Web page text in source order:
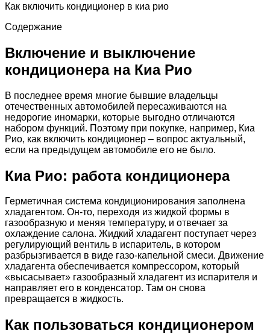
Как включить кондиционер в киа рио
Содержание
Включение и выключение
кондиционера на Киа Рио
В последнее время многие бывшие владельцы
отечественных автомобилей пересаживаются на
недорогие иномарки, которые выгодно отличаются
набором функций. Поэтому при покупке, например, Киа
Рио, как включить кондиционер – вопрос актуальный,
если на предыдущем автомобиле его не было.
Киа Рио: работа кондиционера
Герметичная система кондиционирования заполнена
хладагентом. Он-то, переходя из жидкой формы в
газообразную и меняя температуру, и отвечает за
охлаждение салона. Жидкий хладагент поступает через
регулирующий вентиль в испаритель, в котором
разбрызгивается в виде газо-капельной смеси. Движение
хладагента обеспечивается компрессором, который
«высасывает» газообразный хладагент из испарителя и
направляет его в конденсатор. Там он снова
превращается в жидкость.
Как пользоваться кондиционером